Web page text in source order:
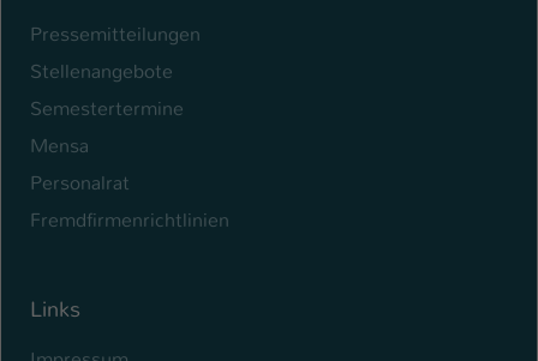
Pressemitteilungen
Stellenangebote
Semestertermine
Mensa
Personalrat
Fremdfirmenrichtlinien
Links